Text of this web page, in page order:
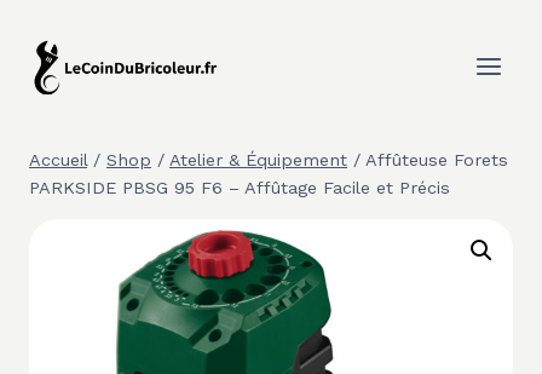
contenu
Accueil / Shop / Atelier & Équipement / Affûteuse Forets
PARKSIDE PBSG 95 F6 – Affûtage Facile et Précis